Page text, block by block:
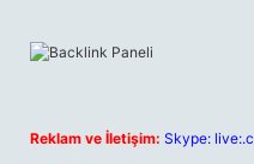
Reklam ve İletişim: Skype: